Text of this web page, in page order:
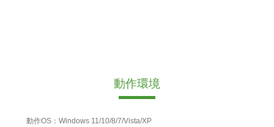
動作環境
動作OS：Windows 11/10/8/7/Vista/XP